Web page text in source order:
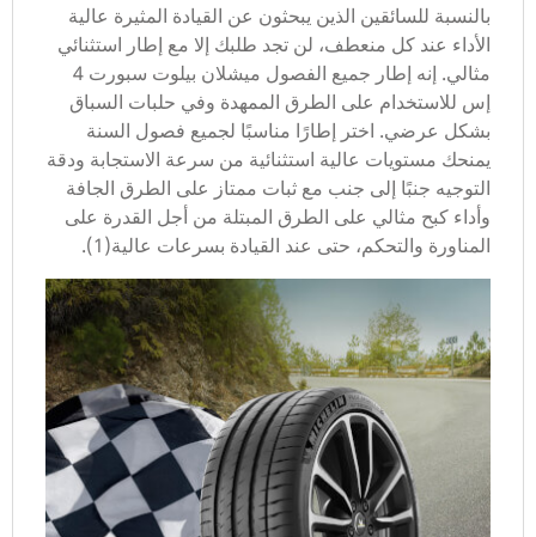
بالنسبة للسائقين الذين يبحثون عن القيادة المثيرة عالية
الأداء عند كل منعطف، لن تجد طلبك إلا مع إطار استثنائي
مثالي. إنه إطار جميع الفصول ميشلان بيلوت سبورت 4
إس للاستخدام على الطرق الممهدة وفي حلبات السباق
بشكل عرضي. اختر إطارًا مناسبًا لجميع فصول السنة
يمنحك مستويات عالية استثنائية من سرعة الاستجابة ودقة
التوجيه جنبًا إلى جنب مع ثبات ممتاز على الطرق الجافة
وأداء كبح مثالي على الطرق المبتلة من أجل القدرة على
المناورة والتحكم، حتى عند القيادة بسرعات عالية(1).